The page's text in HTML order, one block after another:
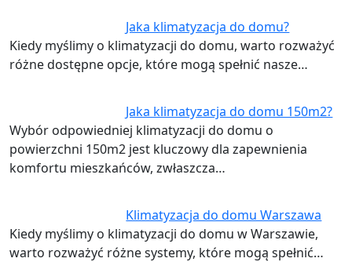
Jaka klimatyzacja do domu?
Kiedy myślimy o klimatyzacji do domu, warto rozważyć
różne dostępne opcje, które mogą spełnić nasze…
Jaka klimatyzacja do domu 150m2?
Wybór odpowiedniej klimatyzacji do domu o
powierzchni 150m2 jest kluczowy dla zapewnienia
komfortu mieszkańców, zwłaszcza…
Klimatyzacja do domu Warszawa
Kiedy myślimy o klimatyzacji do domu w Warszawie,
warto rozważyć różne systemy, które mogą spełnić…